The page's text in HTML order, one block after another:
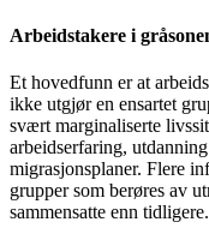
Arbeidstakere i
Et hovedfunn er at
ikke utgjør en ensartet
svært marginaliserte
arbeidserfaring,
migrasjonsplaner. Flere
grupper som berøres av
sammensatte enn tidligere.